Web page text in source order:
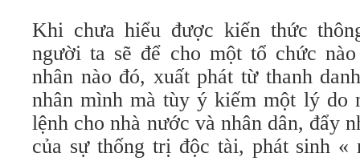
Khi chưa hiểu được kiến thức
người ta sẽ để cho một tổ chức
nhân nào đó, xuất phát từ thanh
nhân mình mà tùy ý kiếm một lý do
lệnh cho nhà nước và nhân dân, đẩy
của sự thống trị độc tài, phát sinh «